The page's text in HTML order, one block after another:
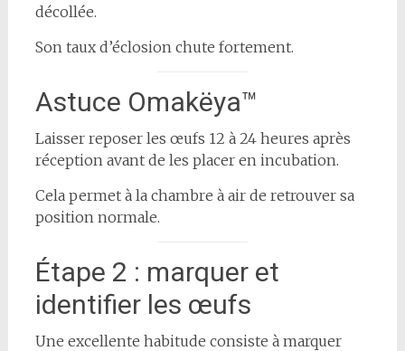
décollée.
Son taux d’éclosion chute fortement.
Astuce Omakëya™
Laisser reposer les œufs 12 à 24 heures après
réception avant de les placer en incubation.
Cela permet à la chambre à air de retrouver sa
position normale.
Étape 2 : marquer et
identifier les œufs
Une excellente habitude consiste à marquer